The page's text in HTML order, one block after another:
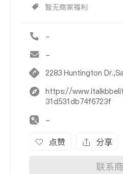
暂无商家福利
-
-
2283 Huntington
https://
31d531db74f6723f
-
点赞 分享
联系